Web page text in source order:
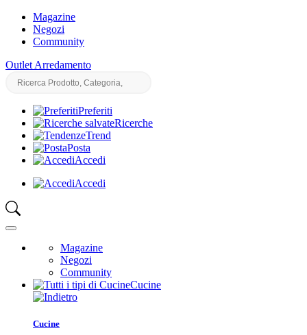
Magazine
Negozi
Community
Outlet Arredamento
Preferiti
Ricerche
Trend
Posta
Accedi
Accedi
Magazine
Negozi
Community
Cucine
Cucine